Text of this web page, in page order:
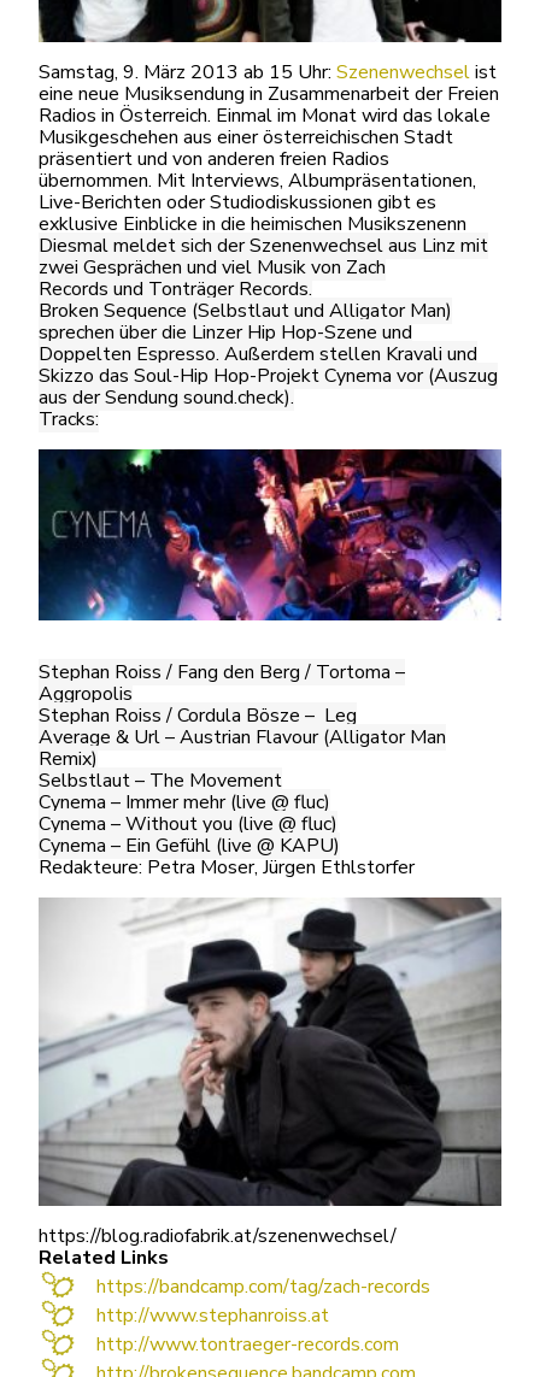
Samstag, 9. März 2013 ab 15 Uhr: Szenenwechselist
eine neue Musiksendung in Zusammenarbeit der Freien
Radios in Österreich. Einmal im Monat wird das lokale
Musikgeschehen aus einer österreichischen Stadt
präsentiert und von anderen freien Radios
übernommen. Mit Interviews, Albumpräsentationen,
Live-Berichten oder Studiodiskussionen gibt es
exklusive Einblicke in die heimischen Musikszenenn
Diesmal meldet sich der Szenenwechsel aus Linz mit
zwei Gesprächen und viel Musik von Zach
Records und Tonträger Records.
Broken Sequence (Selbstlaut und Alligator Man)
sprechen über die Linzer Hip Hop-Szene und
Doppelten Espresso. Außerdem stellen Kravali und
Skizzo das Soul-Hip Hop-ProjektCynema vor (Auszug
aus der Sendung sound.check).
Tracks:
Stephan Roiss / Fang den Berg / Tortoma –
Aggropolis
Stephan Roiss / Cordula Bösze – Leg
Average & Url – Austrian Flavour (Alligator Man
Remix)
Selbstlaut – The Movement
Cynema – Immer mehr (live @ fluc)
Cynema – Without you (live @ fluc)
Cynema – Ein Gefühl (live @ KAPU)
Redakteure: Petra Moser, Jürgen Ethlstorfer
https://blog.radiofabrik.at/szenenwechsel/
Related Links
https://bandcamp.com/tag/zach-records
http://www.stephanroiss.at
http://www.tontraeger-records.com